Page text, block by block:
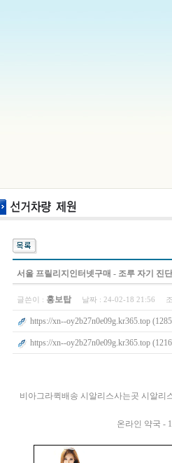
서울 프­릴리지인터넷구매 - 조루 자기 진
글쓴이 : 홍보탑 날짜 : 24-02-18 21:56
https://xn--oy2b27n0e09g.kr365.top
https://xn--oy2b27n0e09g.kr365.top
비아그라퀵배송 시알리스사는곳 시알리
온라인 약국 -